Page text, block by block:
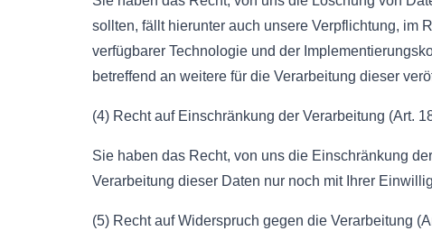
sollten, fällt hierunter auch unsere Verpflichtung, im
verfügbarer Technologie und der
betreffend an weitere für die Verarbeitung dieser
(4) Recht auf Einschränkung der Verarbeitung (Art.
Sie haben das Recht, von uns die Einschränkung
Verarbeitung dieser Daten nur noch mit Ihrer
(5) Recht auf Widerspruch gegen die Verarbeitung